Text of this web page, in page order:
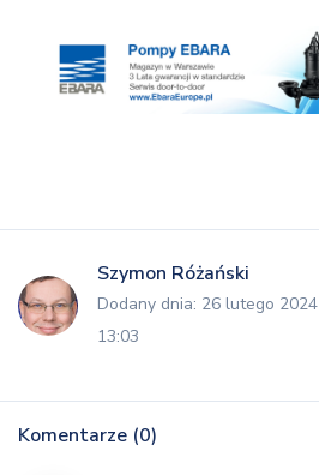
Szymon Różański
Dodany dnia: 26 lutego 2024
13:03
Komentarze (0)